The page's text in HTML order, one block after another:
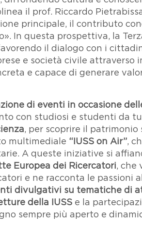
il prof. Riccardo
principale, il contributo
In questa prospettiva, la
il dialogo con i
e società civile attraverso
e capace di generare
di eventi in occasione
con studiosi e studenti da
, per scoprire il patrimonio
multimediale “IUSS on Air”,
A queste iniziative si
Europea dei Ricercatori, che
e ne racconta le passioni
divulgativi su tematiche di
della IUSS e la
sempre più aperto e